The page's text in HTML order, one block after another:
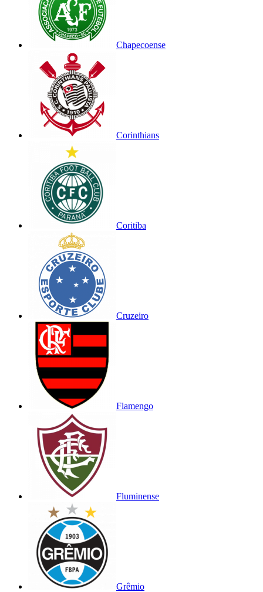
Chapecoense
Corinthians
Coritiba
Cruzeiro
Flamengo
Fluminense
Grêmio